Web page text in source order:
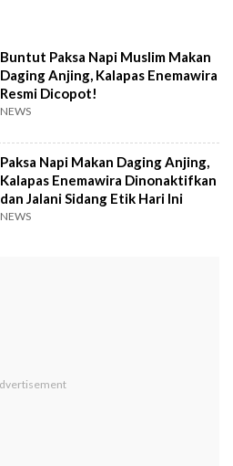
Buntut Paksa Napi Muslim Makan
Daging Anjing, Kalapas Enemawira
Resmi Dicopot!
NEWS
Paksa Napi Makan Daging Anjing,
Kalapas Enemawira Dinonaktifkan
dan Jalani Sidang Etik Hari Ini
NEWS